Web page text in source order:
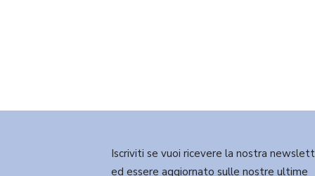
Iscriviti se vuoi ricevere la nostra
ed essere aggiornato sulle nostre ultime